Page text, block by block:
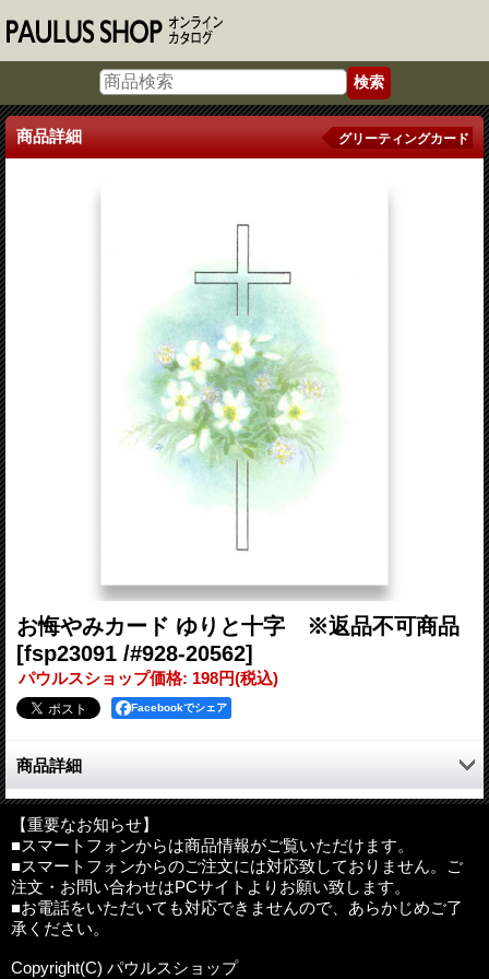
商品詳細 グリーティングカード
お悔やみカード ゆりと十字 ※返品不可商品
[fsp23091 /#928-20562]
パウルスショップ価格: 198円(税込)
Facebookでシェア
商品詳細
水彩の優しいタッチで描かれた草花のお悔やみカードです。
明るく美しい春が、飛び交う鳥や満開の桜で力強く表現されてい
ます。
カードの中のメッセージ：
父よ わたしに与えてくださった人びとを
わたしのいる所に共におらせてください
【重要なお知らせ】
■スマートフォンからは商品情報がご覧いただけます。
■スマートフォンからのご注文には対応致しておりません。ご
注文・お問い合わせはPCサイトよりお願い致します。
■お電話をいただいても対応できませんので、あらかじめご了
承ください。
Copyright(C) パウルスショップ